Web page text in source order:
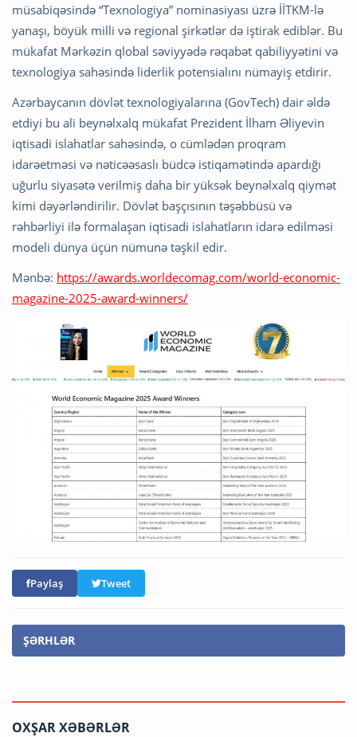
müsabiqəsində “Texnologiya” nominasiyası üzrə İİTKM-lə
yanaşı, böyük milli və regional şirkətlər də iştirak ediblər. Bu
mükafat Mərkəzin qlobal səviyyədə rəqabət qabiliyyətini və
texnologiya sahəsində liderlik potensialını nümayiş etdirir.
Azərbaycanın dövlət texnologiyalarına (GovTech) dair əldə
etdiyi bu ali beynəlxalq mükafat Prezident İlham Əliyevin
iqtisadi islahatlar sahəsində, o cümlədən proqram
idarəetməsi və nəticəəsaslı büdcə istiqamətində apardığı
uğurlu siyasətə verilmiş daha bir yüksək beynəlxalq qiymət
kimi dəyərləndirilir. Dövlət başçısının təşəbbüsü və
rəhbərliyi ilə formalaşan iqtisadi islahatların idarə edilməsi
modeli dünya üçün nümunə təşkil edir.
Mənbə: https://awards.worldecomag.com/world-economic-
magazine-2025-award-winners/
Paylaş Tweet
ŞƏRHLƏR
OXŞAR XƏBƏRLƏR